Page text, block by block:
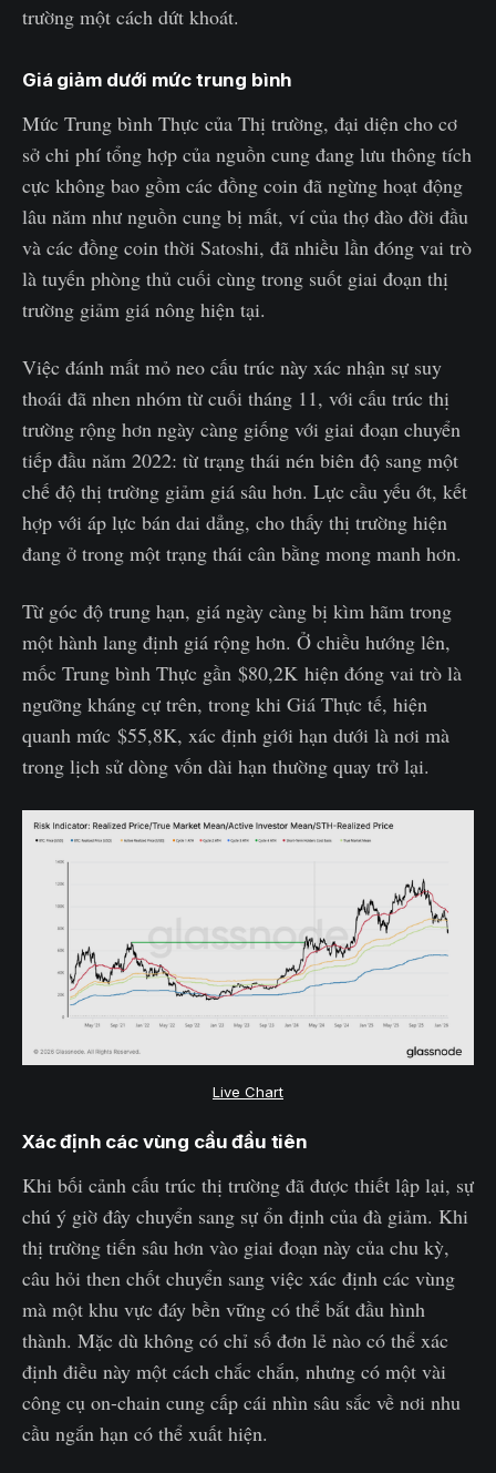
trường một cách dứt khoát.
Giá giảm dưới mức trung bình
Mức Trung bình Thực của Thị trường, đại diện cho cơ
sở chi phí tổng hợp của nguồn cung đang lưu thông tích
cực không bao gồm các đồng coin đã ngừng hoạt động
lâu năm như nguồn cung bị mất, ví của thợ đào đời đầu
và các đồng coin thời Satoshi, đã nhiều lần đóng vai trò
là tuyến phòng thủ cuối cùng trong suốt giai đoạn thị
trường giảm giá nông hiện tại.
Việc đánh mất mỏ neo cấu trúc này xác nhận sự suy
thoái đã nhen nhóm từ cuối tháng 11, với cấu trúc thị
trường rộng hơn ngày càng giống với giai đoạn chuyển
tiếp đầu năm 2022: từ trạng thái nén biên độ sang một
chế độ thị trường giảm giá sâu hơn. Lực cầu yếu ớt, kết
hợp với áp lực bán dai dẳng, cho thấy thị trường hiện
đang ở trong một trạng thái cân bằng mong manh hơn.
Từ góc độ trung hạn, giá ngày càng bị kìm hãm trong
một hành lang định giá rộng hơn. Ở chiều hướng lên,
mốc Trung bình Thực gần $80,2K hiện đóng vai trò là
ngưỡng kháng cự trên, trong khi Giá Thực tế, hiện
quanh mức $55,8K, xác định giới hạn dưới là nơi mà
trong lịch sử dòng vốn dài hạn thường quay trở lại.
Live Chart
Xác định các vùng cầu đầu tiên
Khi bối cảnh cấu trúc thị trường đã được thiết lập lại, sự
chú ý giờ đây chuyển sang sự ổn định của đà giảm. Khi
thị trường tiến sâu hơn vào giai đoạn này của chu kỳ,
câu hỏi then chốt chuyển sang việc xác định các vùng
mà một khu vực đáy bền vững có thể bắt đầu hình
thành. Mặc dù không có chỉ số đơn lẻ nào có thể xác
định điều này một cách chắc chắn, nhưng có một vài
công cụ on-chain cung cấp cái nhìn sâu sắc về nơi nhu
cầu ngắn hạn có thể xuất hiện.